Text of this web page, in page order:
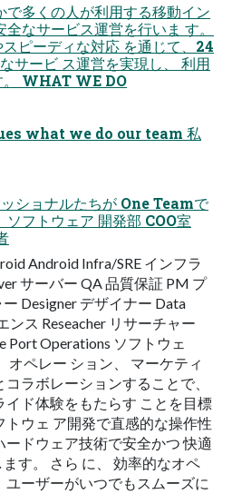
で多くの人が利用する移動イン
なサービス運営を行いま す。
ピーディな対応 を通じて、24
サービ ス運営を実現し、 利用
。 WHAT WE DO
what we do our team 私
ショナルたちが One Teamで
フトウェア 開発部 COO室
Android Infra/SRE インフラ
サーバー QA 品質保証 PM プ
Designer デザイナー Data
ンス Reseacher リサーチャー
Port Operations ソフトウェ
オペレー ション、 マーケティ
ラボレーションすることで、
イド体験をもたらす ことを目標
トウェ ア開発で直感的な操作性
ードウェア技術で安全かつ 快適
す。 さら に、 効率的なオペ
ユーザーがいつでもスムーズに